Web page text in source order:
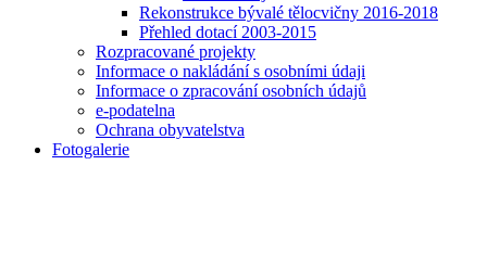
Rekonstrukce bývalé tělocvičny 2016-2018
Přehled dotací 2003-2015
Rozpracované projekty
Informace o nakládání s osobními údaji
Informace o zpracování osobních údajů
e-podatelna
Ochrana obyvatelstva
Fotogalerie